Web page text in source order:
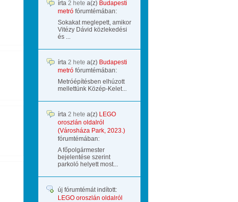
írta 2 hete a(z) Budapesti
metró fórumtémában:
Sokakat meglepett, amikor
Vitézy Dávid közlekedési
és ...
írta 2 hete a(z) Budapesti
metró fórumtémában:
Metróépítésben elhúzott
mellettünk Közép-Kelet...
írta 2 hete a(z) LEGO
oroszlán oldalról
(Városháza Park, 2023.)
fórumtémában:
A főpolgármester
bejelentése szerint
parkoló helyett most...
új fórumtémát indított:
LEGO oroszlán oldalról